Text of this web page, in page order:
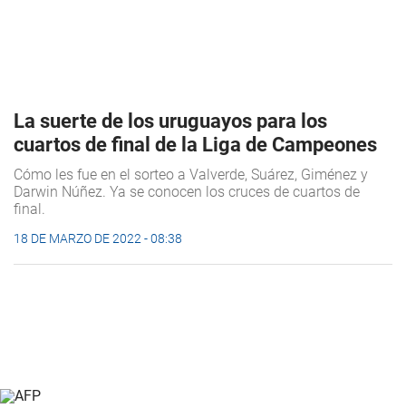
La suerte de los uruguayos para los
cuartos de final de la Liga de Campeones
Cómo les fue en el sorteo a Valverde, Suárez, Giménez y
Darwin Núñez. Ya se conocen los cruces de cuartos de
final.
18 DE MARZO DE 2022 - 08:38